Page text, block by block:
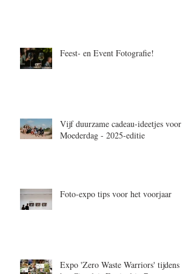
Feest- en Event Fotografie!
Vijf duurzame cadeau-ideetjes voor
Moederdag - 2025-editie
Foto-expo tips voor het voorjaar
Expo 'Zero Waste Warriors' tijdens